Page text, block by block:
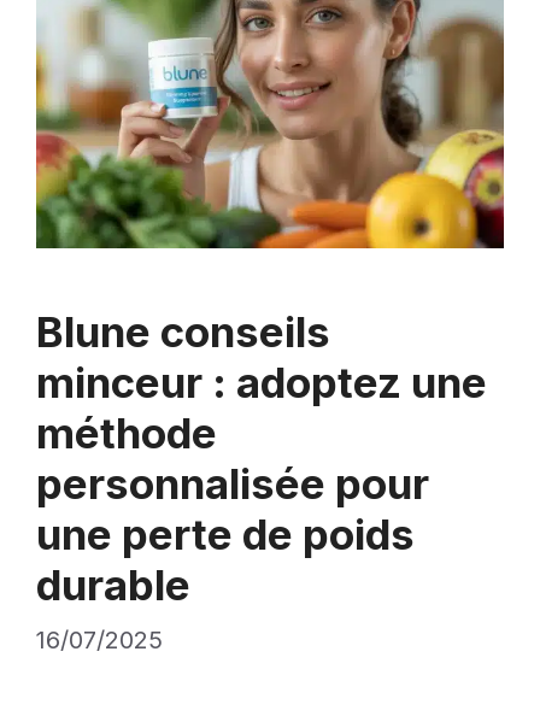
Blune conseils
minceur : adoptez une
méthode
personnalisée pour
une perte de poids
durable
16/07/2025